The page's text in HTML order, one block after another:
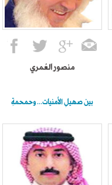
منصور العُمري
بين صهيلِ الأمنيات... وحمحمةِ